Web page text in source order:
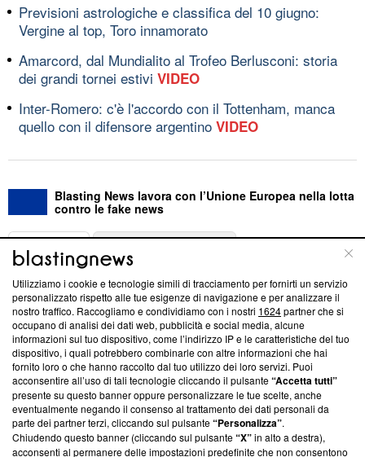
Previsioni astrologiche e classifica del 10 giugno:
Vergine al top, Toro innamorato
Amarcord, dal Mundialito al Trofeo Berlusconi: storia
dei grandi tornei estivi VIDEO
Inter-Romero: c'è l'accordo con il Tottenham, manca
quello con il difensore argentino VIDEO
Blasting News lavora con l’Unione Europea nella lotta
contro le fake news
ABOUT
Questa sezione offre informazioni trasparenti su Blasting
News, sui nostri processi editoriali e su come ci impegniamo a
creare news di qualità. Inoltre, afferma la nostra aderenza a
‘Trust Project - News with Integrity’Blasting News non è
ancora membro del programma, ma ha richiesto di farne
parte; Trust Project non ha ancora effettuato una verifica di
conformità agli standard.
Su di noi
Utilizziamo i cookie e tecnologie simili di tracciamento per fornirti un servizio
personalizzato rispetto alle tue esigenze di navigazione e per analizzare il
nostro traffico. Raccogliamo e condividiamo con i nostri 1624partner che si
occupano di analisi dei dati web, pubblicità e social media, alcune
informazioni sul tuo dispositivo, come l’indirizzo IP e le caratteristiche del tuo
dispositivo, i quali potrebbero combinarle con altre informazioni che hai
fornito loro o che hanno raccolto dal tuo utilizzo dei loro servizi. Puoi
acconsentire all’uso di tali tecnologie cliccando il pulsante“Accetta tutti”
presente su questo banner oppure personalizzare le tue scelte, anche
eventualmente negando il consenso al trattamento dei dati personali da
parte dei partner terzi, cliccando sul pulsante“Personalizza”.
Chiudendo questo banner (cliccando sul pulsante“X”in alto a destra),
acconsenti al permanere delle impostazioni predefinite che non consentono